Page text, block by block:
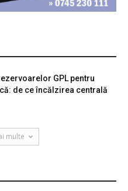
GPL pentru
de ce încălzirea centrală
multe